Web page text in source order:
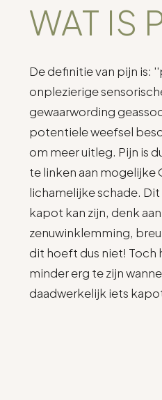
WAT IS
De definitie van pijn is:
onplezierige
gewaarwording
potentiele weefsel
om meer uitleg. Pijn is
te linken aan mogelijke
lichamelijke schade.
kapot kan zijn, denk
zenuwinklemming,
dit hoeft dus niet! Toch
minder erg te zijn
daadwerkelijk iets